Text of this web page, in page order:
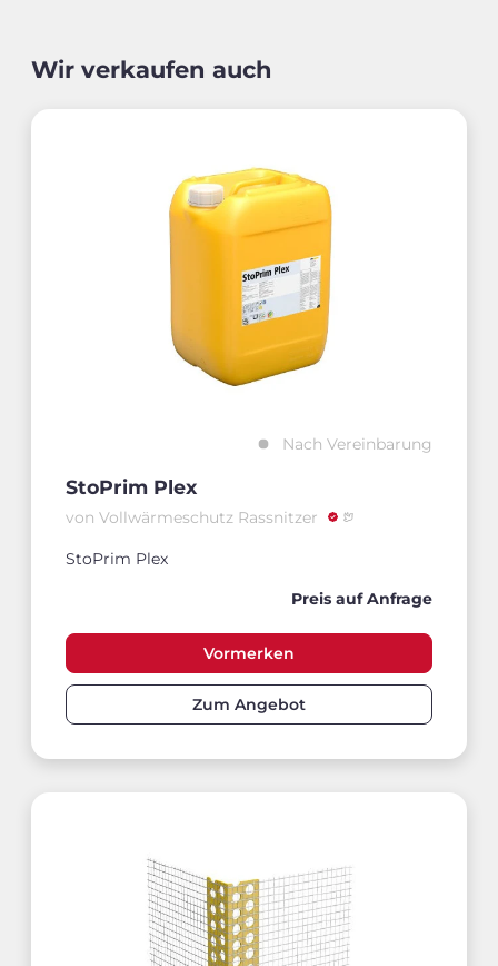
Wir verkaufen auch
Nach Vereinbarung
StoPrim Plex
von Vollwärmeschutz Rassnitzer
StoPrim Plex
Preis auf Anfrage
Vormerken
Zum Angebot